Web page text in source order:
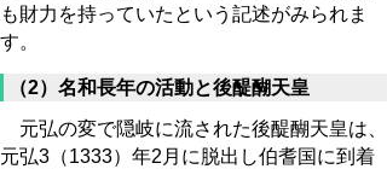
も財力を持っていたという記述がみられま
す。
（2）名和長年の活動と後醍醐天皇
元弘の変で隠岐に流された後醍醐天皇は、
元弘3（1333）年2月に脱出し伯耆国に到着